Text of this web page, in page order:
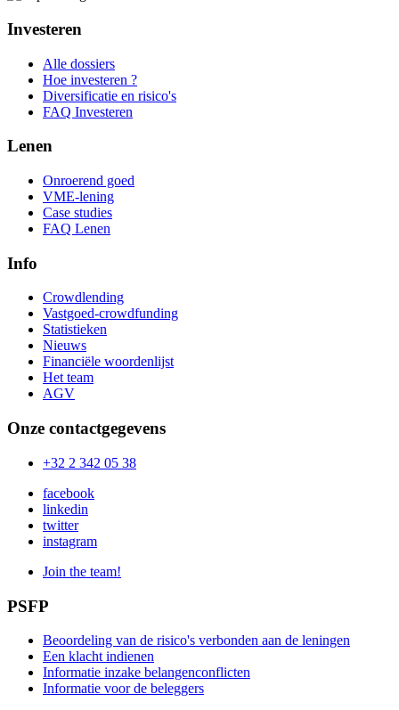
Investeren
Alle dossiers
Hoe investeren ?
Diversificatie en risico's
FAQ Investeren
Lenen
Onroerend goed
VME-lening
Case studies
FAQ Lenen
Info
Crowdlending
Vastgoed-crowdfunding
Statistieken
Nieuws
Financiële woordenlijst
Het team
AGV
Onze contactgegevens
+32 2 342 05 38
facebook
linkedin
twitter
instagram
Join the team!
PSFP
Beoordeling van de risico's verbonden aan de leningen
Een klacht indienen
Informatie inzake belangenconflicten
Informatie voor de beleggers